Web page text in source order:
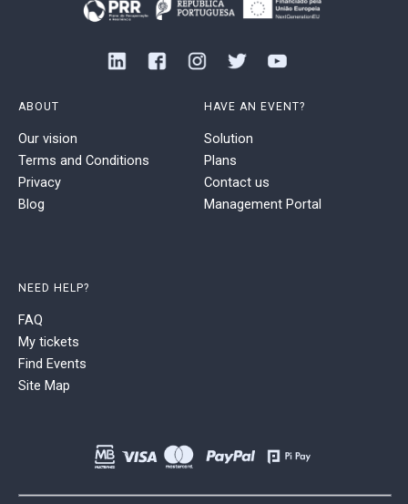
ABOUT
Our vision
Terms and Conditions
Privacy
Blog
HAVE AN EVENT?
Solution
Plans
Contact us
Management Portal
NEED HELP?
FAQ
My tickets
Find Events
Site Map